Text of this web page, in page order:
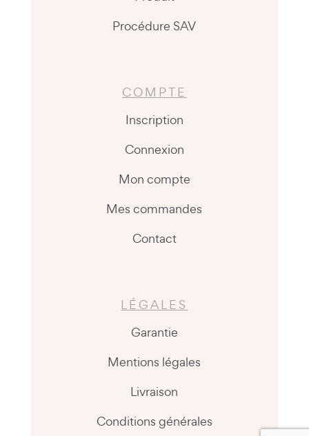
Procédure SAV
COMPTE
Inscription
Connexion
Mon compte
Mes commandes
Contact
LÉGALES
Garantie
Mentions légales
Livraison
Conditions générales